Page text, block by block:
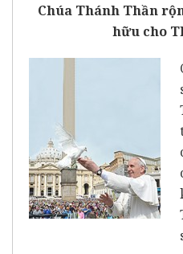
Chúa Thánh Thần
hữu cho